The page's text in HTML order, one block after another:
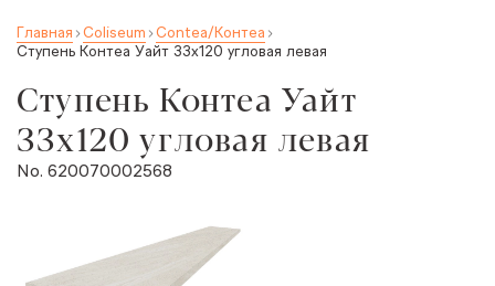
Главная Coliseum Contea/Контеа
Ступень Контеа Уайт 33x120 угловая левая
Ступень Контеа Уайт
33x120 угловая левая
No. 620070002568